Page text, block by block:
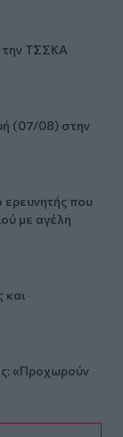
την ΤΣΣΚΑ
(07/08) στην
ερευνητής που
με αγέλη
και
«Προχωρούν